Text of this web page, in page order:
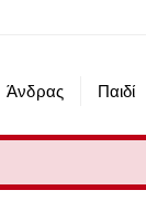
Άνδρας Παιδί